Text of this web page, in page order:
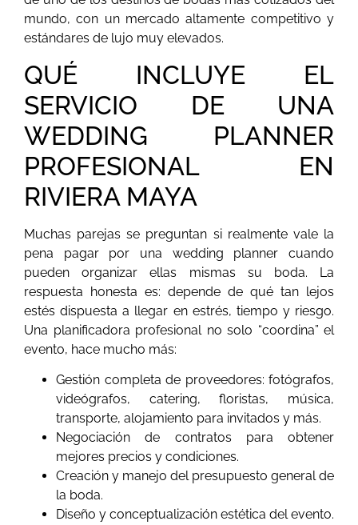
mundo, con un mercado altamente competitivo y
estándares de lujo muy elevados.
QUÉ INCLUYE EL
SERVICIO DE UNA
WEDDING PLANNER
PROFESIONAL EN
RIVIERA MAYA
Muchas parejas se preguntan si realmente vale la
pena pagar por una wedding planner cuando
pueden organizar ellas mismas su boda. La
respuesta honesta es: depende de qué tan lejos
estés dispuesta a llegar en estrés, tiempo y riesgo.
Una planificadora profesional no solo “coordina” el
evento, hace mucho más:
Gestión completa de proveedores: fotógrafos,
videógrafos, catering, floristas, música,
transporte, alojamiento para invitados y más.
Negociación de contratos para obtener
mejores precios y condiciones.
Creación y manejo del presupuesto general de
la boda.
Diseño y conceptualización estética del evento.